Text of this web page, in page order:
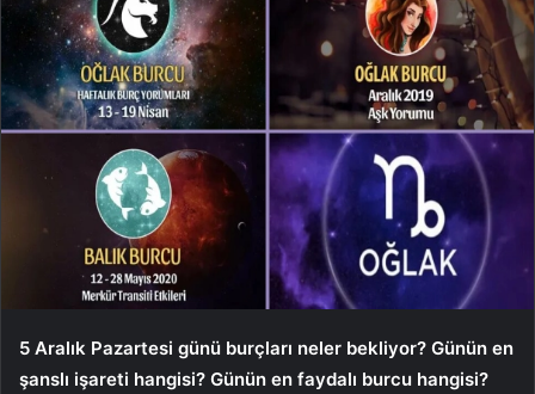
5 Aralık Pazartesi günü burçları neler bekliyor? Günün en
şanslı işareti hangisi? Günün en faydalı burcu hangisi?